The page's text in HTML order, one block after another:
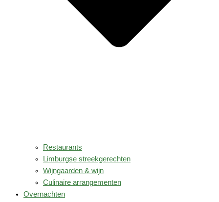
Restaurants
Limburgse streekgerechten
Wijngaarden & wijn
Culinaire arrangementen
Overnachten